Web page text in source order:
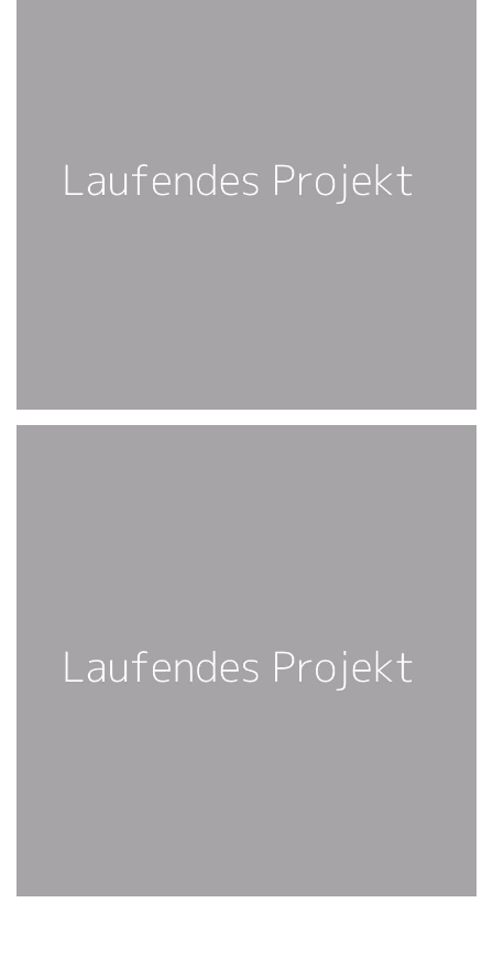
FOLGT 2021
PLS, COME BACK :-)
FOLGT 2021
PLS, COME BACK :-)